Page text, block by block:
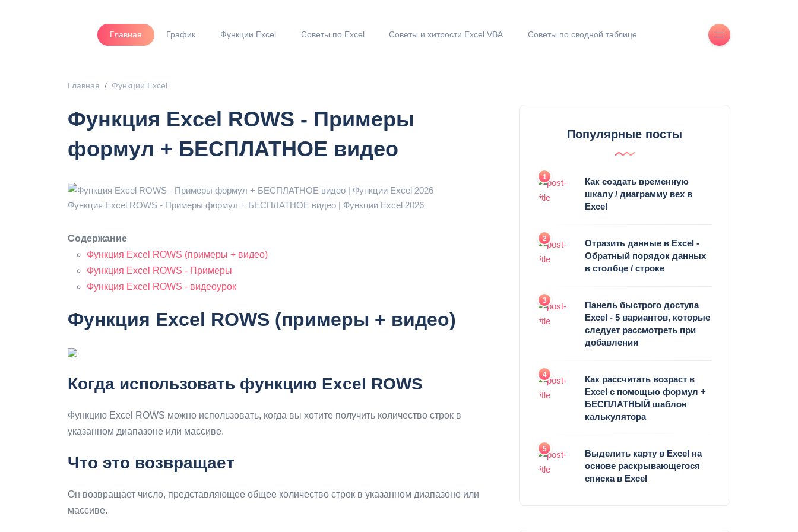
Главная График Функции Excel Советы по Excel Советы и хитрости Excel VBA Советы по сводной таблице
Главная Функции Excel
Функция Excel ROWS - Примеры
формул + БЕСПЛАТНОЕ видео
Функция Excel ROWS - Примеры формул + БЕСПЛАТНОЕ видео | Функции Excel 2026
Содержание
Функция Excel ROWS (примеры + видео)
Функция Excel ROWS - Примеры
Функция Excel ROWS - видеоурок
Функция Excel ROWS (примеры + видео)
Когда использовать функцию Excel ROWS
Функцию Excel ROWS можно использовать, когда вы хотите получить количество строк в
указанном диапазоне или массиве.
Что это возвращает
Он возвращает число, представляющее общее количество строк в указанном диапазоне или
массиве.
Популярные посты
1
Как создать временную
шкалу / диаграмму вех в
Excel
2
Отразить данные в Excel -
Обратный порядок данных
в столбце / строке
3
Панель быстрого доступа
Excel - 5 вариантов, которые
следует рассмотреть при
добавлении
4
Как рассчитать возраст в
Excel с помощью формул +
БЕСПЛАТНЫЙ шаблон
калькулятора
5
Выделить карту в Excel на
основе раскрывающегося
списка в Excel